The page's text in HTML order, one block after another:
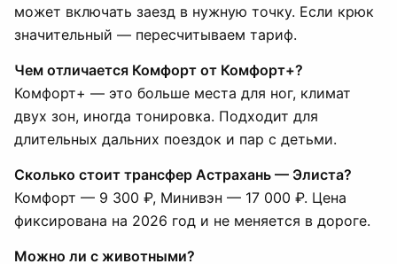
может включать заезд в нужную точку. Если крюк
значительный — пересчитываем тариф.
Чем отличается Комфорт от Комфорт+?
Комфорт+ — это больше места для ног, климат
двух зон, иногда тонировка. Подходит для
длительных дальних поездок и пар с детьми.
Сколько стоит трансфер Астрахань — Элиста?
Комфорт — 9 300 ₽, Минивэн — 17 000 ₽. Цена
фиксирована на 2026 год и не меняется в дороге.
Можно ли с животными?